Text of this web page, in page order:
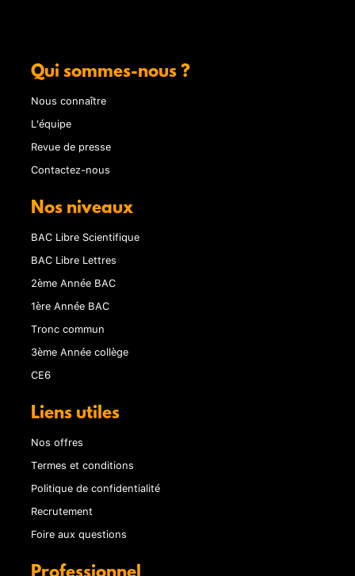
Qui sommes-nous ?
Nous connaître
L'équipe
Revue de presse
Contactez-nous
Nos niveaux
BAC Libre Scientifique
BAC Libre Lettres
2ème Année BAC
1ère Année BAC
Tronc commun
3ème Année collège
CE6
Liens utiles
Nos offres
Termes et conditions
Politique de confidentialité
Recrutement
Foire aux questions